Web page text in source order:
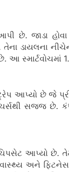
છે. જાડા
ડાયલના
સ્માર્ટવોચમાં
આપ્યો છે જે
સજ્જ છે.
આપ્યો છે.
અને ફિટનેસ